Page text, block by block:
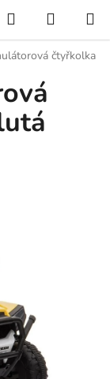
Hledat
KOŠÍK
čtyřkolka